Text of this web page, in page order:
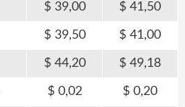
39,00 41,50
39,50 41,00
44,20 49,18
0,02 0,20